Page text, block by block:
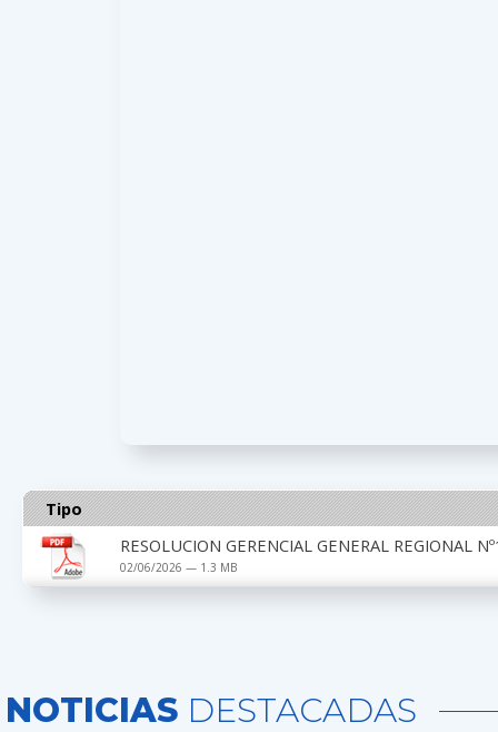
Tipo
RESOLUCION GERENCIAL GENERAL REGIONAL
02/06/2026 — 1.3 MB
NOTICIAS DESTACADAS